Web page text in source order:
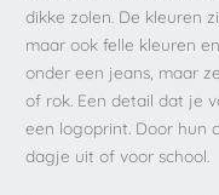
dikke zolen. De kleuren
maar ook felle kleuren
onder een jeans, maar
of rok. Een detail dat je
een logoprint. Door hun
dagje uit of voor school.